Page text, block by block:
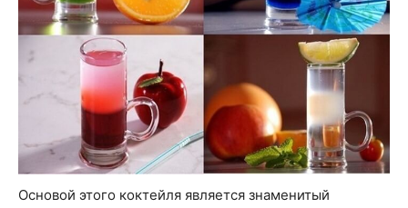
Основой этого коктейля является знаменитый